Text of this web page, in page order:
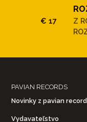
€ 17
Z
PAVIAN RECORDS
Novinky z pavian
Vydavateľstvo